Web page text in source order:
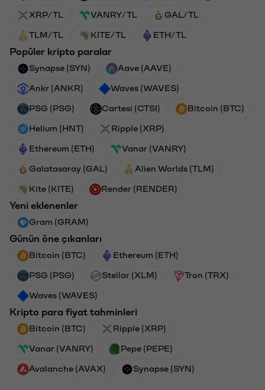
XRP/TL VANRY/TL GAL/TL
TLM/TL KITE/TL ETH/TL
Popüler kripto paralar
Synapse (SYN) Aave (AAVE)
Ankr (ANKR) Waves (WAVES)
PSG (PSG) Cartesi (CTSI) Bitcoin (BTC)
Helium (HNT) Ripple (XRP)
Ethereum (ETH) Vanar (VANRY)
Galatasaray (GAL) Alien Worlds (TLM)
Kite (KITE) Render (RENDER)
Yeni eklenenler
Gram (GRAM)
Günün öne çıkanları
Bitcoin (BTC) Ethereum (ETH)
PSG (PSG) Stellar (XLM) Tron (TRX)
Waves (WAVES)
Kripto para fiyat tahminleri
Bitcoin (BTC) Ripple (XRP)
Vanar (VANRY) Pepe (PEPE)
Avalanche (AVAX) Synapse (SYN)